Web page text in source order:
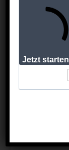
Jetzt starten